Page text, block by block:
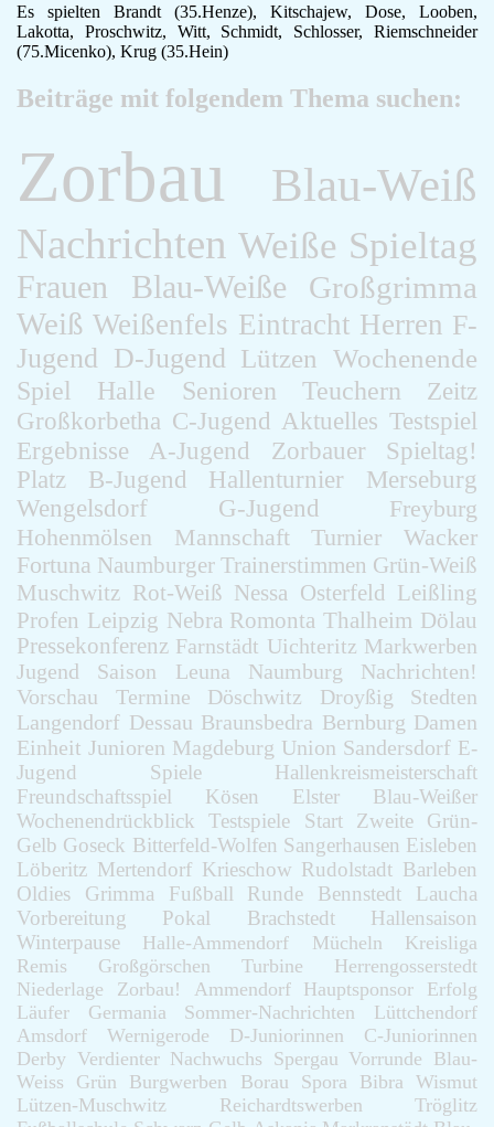
Es spielten Brandt (35.Henze), Kitschajew, Dose, Looben,
Lakotta, Proschwitz, Witt, Schmidt, Schlosser, Riemschneider
(75.Micenko), Krug (35.Hein)
Beiträge mit folgendem Thema suchen:
Zorbau Blau-Weiß
Nachrichten Weiße Spieltag
Frauen Blau-Weiße
Großgrimma
Weiß Weißenfels Eintracht Herren F-
Jugend D-Jugend Lützen Wochenende
Spiel
Halle Senioren Teuchern
Zeitz
Großkorbetha C-Jugend Aktuelles Testspiel
Ergebnisse
A-Jugend Zorbauer
Spieltag!
Platz
B-Jugend Hallenturnier
Merseburg
Wengelsdorf
G-Jugend
Freyburg
Hohenmölsen
Mannschaft Turnier
Wacker
Fortuna Naumburger Trainerstimmen Grün-Weiß
Muschwitz Rot-Weiß Nessa Osterfeld Leißling
Profen Leipzig Nebra Romonta Thalheim Dölau
Pressekonferenz Farnstädt Uichteritz Markwerben
Jugend
Saison Leuna Naumburg
Nachrichten!
Vorschau
Termine Döschwitz Droyßig
Stedten
Langendorf Dessau Braunsbedra Bernburg Damen
Einheit Junioren Magdeburg Union Sandersdorf E-
Jugend
Spiele
Hallenkreismeisterschaft
Freundschaftsspiel
Kösen Elster
Blau-Weißer
Wochenendrückblick
Testspiele Start Zweite
Grün-
Gelb Goseck Bitterfeld-Wolfen Sangerhausen Eisleben
Löberitz Mertendorf Krieschow Rudolstadt Barleben
Oldies
Grimma Fußball Runde Bennstedt
Laucha
Vorbereitung
Pokal Brachstedt
Hallensaison
Winterpause
Halle-Ammendorf Mücheln
Kreisliga
Remis
Großgörschen Turbine
Herrengosserstedt
Niederlage
Zorbau! Ammendorf Hauptsponsor
Erfolg
Läufer
Germania Sommer-Nachrichten
Lüttchendorf
Amsdorf
Wernigerode D-Juniorinnen
C-Juniorinnen
Derby Verdienter Nachwuchs Spergau Vorrunde Blau-
Weiss
Grün Burgwerben Borau Spora Bibra
Wismut
Lützen-Muschwitz
Reichardtswerben
Tröglitz